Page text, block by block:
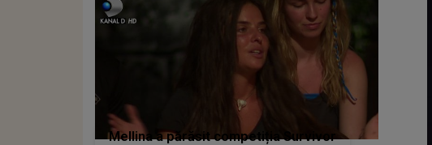
Mellina a părăsit competiția Survivor